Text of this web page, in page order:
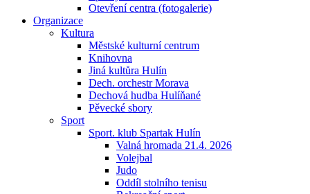
Otevření centra (fotogalerie)
Organizace
Kultura
Městské kulturní centrum
Knihovna
Jiná kultůra Hulín
Dech. orchestr Morava
Dechová hudba Hulíňané
Pěvecké sbory
Sport
Sport. klub Spartak Hulín
Valná hromada 21.4. 2026
Volejbal
Judo
Oddíl stolního tenisu